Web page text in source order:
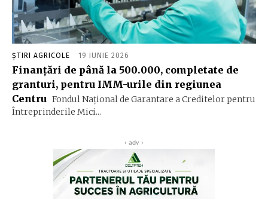
ȘTIRI AGRICOLE 19 IUNIE 2026
Finanţări de până la 500.000, completate de
granturi, pentru IMM-urile din regiunea
Centru Fondul Naţional de Garantare a Creditelor pentru
Întreprinderile Mici...
‹ adv ›